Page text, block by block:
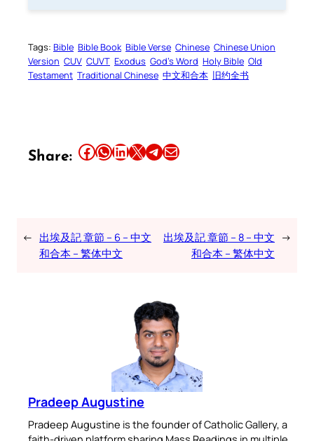
Tags: Bible Bible Book Bible Verse Chinese Chinese Union
Version CUV CUVT Exodus God’s Word Holy Bible Old
Testament Traditional Chinese 中文和合本 旧约全书
Share: Share this article on Facebook Share this article on WhatsApp Share this article on LinkedIn Share this article on X Share this article on TelegramEmail this Article
← 出埃及記 章節 – 6 – 中文
和合本 – 繁体中文
出埃及記 章節 – 8 – 中文
和合本 – 繁体中文
→
Pradeep Augustine
Pradeep Augustine is the founder of Catholic Gallery, a